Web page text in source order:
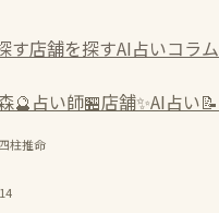
す店舗を探すAI占いコラム
🔮占い師🏪店舗✨AI占い📝
四柱推命